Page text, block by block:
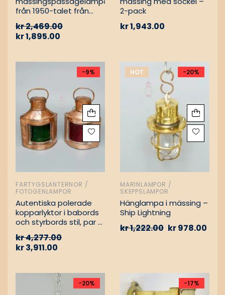
från 1950-talet från
kr2,469.00
kr1,895.00
2-pack
kr1,943.00
-9%
FARTYGSLANTERNOR /
FOTOGENLAMPOR
Autentiska polerade
kopparlyktor i babords
och styrbords stil, par –
oljelampor
kr4,277.00
kr3,911.00
HOT -20%
MARINLAMPOR /
SKEPPSLAMPOR
Hänglampa i mässing –
Ship Lightning
kr1,222.00 kr978.00
-20% -17%